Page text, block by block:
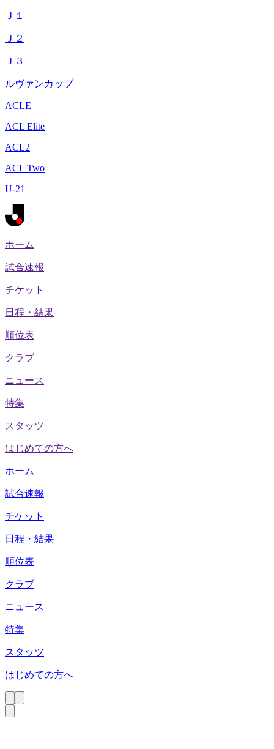
Ｊ１
Ｊ２
Ｊ３
ルヴァンカップ
ACLE
ACL Elite
ACL2
ACL Two
U-21
ホーム
試合速報
チケット
日程・結果
順位表
クラブ
ニュース
特集
スタッツ
はじめての方へ
ホーム
試合速報
チケット
日程・結果
順位表
クラブ
ニュース
特集
スタッツ
はじめての方へ